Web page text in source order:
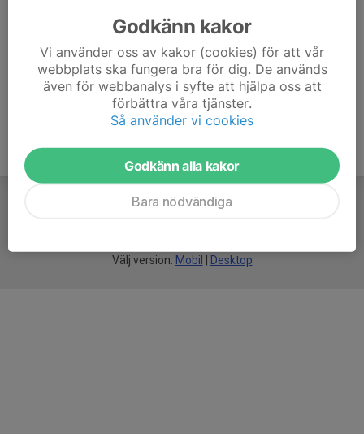
Välj version: Mobil Desktop
Godkänn kakor
Vi använder oss av kakor (cookies) för att vår
webbplats ska fungera bra för dig. De används
även för webbanalys i syfte att hjälpa oss att
förbättra våra tjänster.
Så använder vi cookies
Godkänn alla kakor
Bara nödvändiga